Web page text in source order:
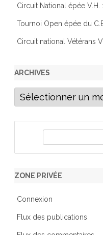
Circuit National épée
Tournoi Open épée du
Circuit national Vétérans
ARCHIVES
Archives
r
h
ZONE PRIVÉE
Connexion
Flux des publications